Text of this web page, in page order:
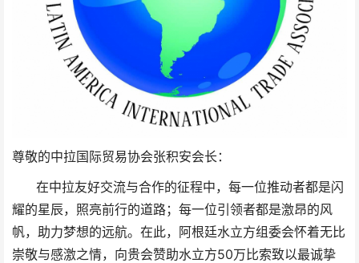
尊敬的中拉国际贸易协会张积安会长：
在中拉友好交流与合作的征程中，每一位推动者都是闪
耀的星辰，照亮前行的道路；每一位引领者都是激昂的风
帆，助力梦想的远航。在此，阿根廷水立方组委会怀着无比
崇敬与感激之情，向贵会赞助水立方50万比索致以最诚挚